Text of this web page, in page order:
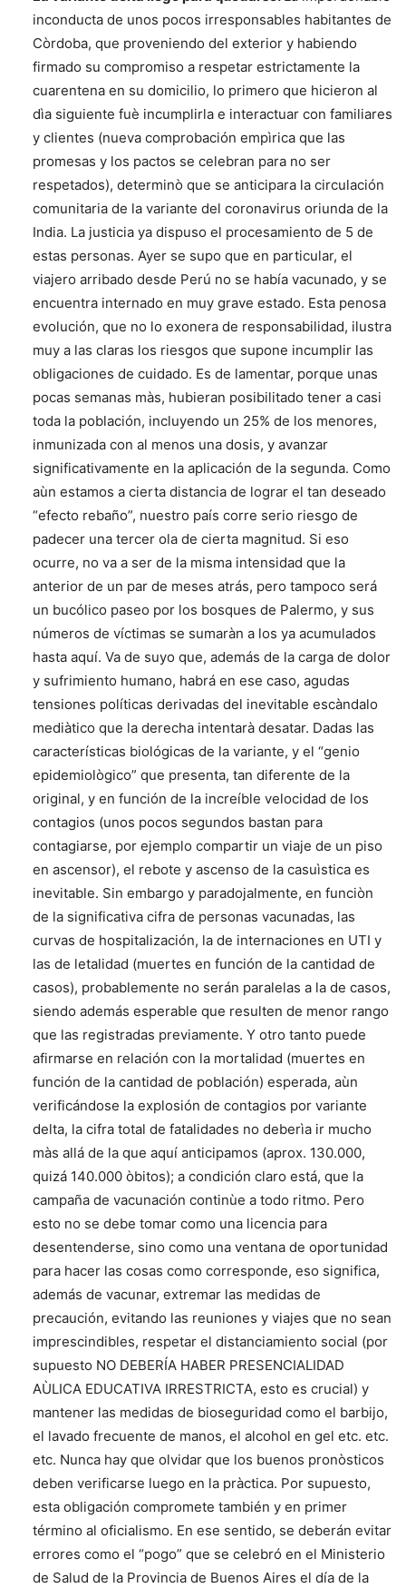
inconducta de unos pocos irresponsables habitantes de
Còrdoba, que proveniendo del exterior y habiendo
firmado su compromiso a respetar estrictamente la
cuarentena en su domicilio, lo primero que hicieron al
dìa siguiente fuè incumplirla e interactuar con familiares
y clientes (nueva comprobación empìrica que las
promesas y los pactos se celebran para no ser
respetados), determinò que se anticipara la circulación
comunitaria de la variante del coronavirus oriunda de la
India. La justicia ya dispuso el procesamiento de 5 de
estas personas. Ayer se supo que en particular, el
viajero arribado desde Perú no se había vacunado, y se
encuentra internado en muy grave estado. Esta penosa
evolución, que no lo exonera de responsabilidad, ilustra
muy a las claras los riesgos que supone incumplir las
obligaciones de cuidado. Es de lamentar, porque unas
pocas semanas màs, hubieran posibilitado tener a casi
toda la población, incluyendo un 25% de los menores,
inmunizada con al menos una dosis, y avanzar
significativamente en la aplicación de la segunda. Como
aùn estamos a cierta distancia de lograr el tan deseado
“efecto rebaño”, nuestro país corre serio riesgo de
padecer una tercer ola de cierta magnitud. Si eso
ocurre, no va a ser de la misma intensidad que la
anterior de un par de meses atrás, pero tampoco será
un bucólico paseo por los bosques de Palermo, y sus
números de víctimas se sumaràn a los ya acumulados
hasta aquí. Va de suyo que, además de la carga de dolor
y sufrimiento humano, habrá en ese caso, agudas
tensiones políticas derivadas del inevitable escàndalo
mediàtico que la derecha intentarà desatar. Dadas las
características biológicas de la variante, y el “genio
epidemiològico” que presenta, tan diferente de la
original, y en función de la increíble velocidad de los
contagios (unos pocos segundos bastan para
contagiarse, por ejemplo compartir un viaje de un piso
en ascensor), el rebote y ascenso de la casuìstica es
inevitable. Sin embargo y paradojalmente, en funciòn
de la significativa cifra de personas vacunadas, las
curvas de hospitalización, la de internaciones en UTI y
las de letalidad (muertes en función de la cantidad de
casos), probablemente no serán paralelas a la de casos,
siendo además esperable que resulten de menor rango
que las registradas previamente. Y otro tanto puede
afirmarse en relación con la mortalidad (muertes en
función de la cantidad de población) esperada, aùn
verificándose la explosión de contagios por variante
delta, la cifra total de fatalidades no deberìa ir mucho
màs allá de la que aquí anticipamos (aprox. 130.000,
quizá 140.000 òbitos); a condición claro está, que la
campaña de vacunación continùe a todo ritmo. Pero
esto no se debe tomar como una licencia para
desentenderse, sino como una ventana de oportunidad
para hacer las cosas como corresponde, eso significa,
además de vacunar, extremar las medidas de
precaución, evitando las reuniones y viajes que no sean
imprescindibles, respetar el distanciamiento social (por
supuesto NO DEBERÍA HABER PRESENCIALIDAD
AÙLICA EDUCATIVA IRRESTRICTA, esto es crucial) y
mantener las medidas de bioseguridad como el barbijo,
el lavado frecuente de manos, el alcohol en gel etc. etc.
etc. Nunca hay que olvidar que los buenos pronòsticos
deben verificarse luego en la pràctica. Por supuesto,
esta obligación compromete también y en primer
término al oficialismo. En ese sentido, se deberán evitar
errores como el “pogo” que se celebró en el Ministerio
de Salud de la Provincia de Buenos Aires el día de la